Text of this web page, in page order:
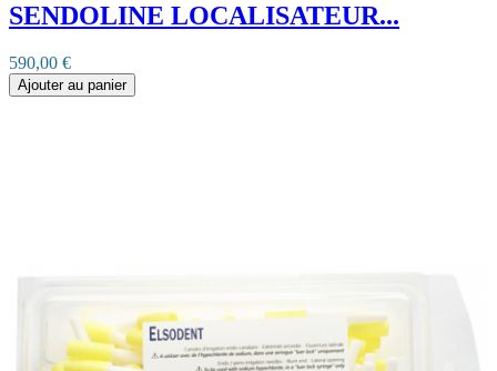
SENDOLINE LOCALISATEUR...
590,00 €
Ajouter au panier